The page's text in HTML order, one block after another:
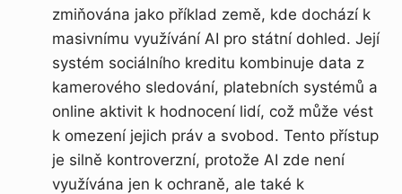
zmiňována jako příklad země, kde dochází k
masivnímu využívání AI pro státní dohled. Její
systém sociálního kreditu kombinuje data z
kamerového sledování, platebních systémů a
online aktivit k hodnocení lidí, což může vést
k omezení jejich práv a svobod. Tento přístup
je silně kontroverzní, protože AI zde není
využívána jen k ochraně, ale také k